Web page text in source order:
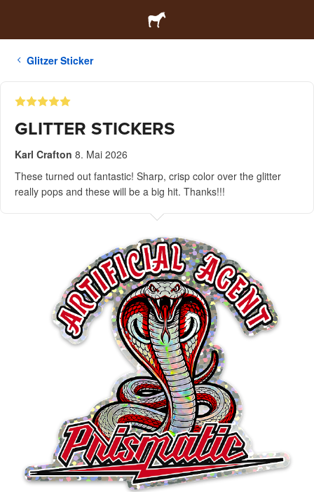
Glitzer Sticker
GLITTER STICKERS
Karl Crafton 8. Mai 2026
These turned out fantastic! Sharp, crisp color over the glitter
really pops and these will be a big hit. Thanks!!!